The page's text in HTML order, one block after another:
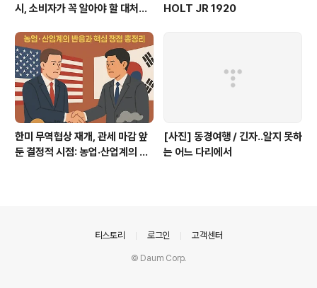
시, 소비자가 꼭 알아야 할 대처법
HOLT JR 1920
한미 무역협상 재개, 관세 마감 앞
둔 결정적 시점: 농업·산업계의 반
[사진] 동경여행 / 긴자..알지 못하
는 어느 다리에서
티스토리 로그인 고객센터
© Daum Corp.